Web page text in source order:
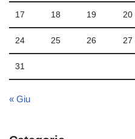
17 18 19 20
24 25 26 27
31
« Giu